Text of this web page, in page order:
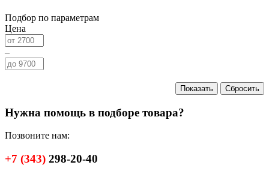
Подбор по параметрам
Цена
–
Нужна помощь в подборе товара?
Позвоните нам:
+7 (343) 298-20-40